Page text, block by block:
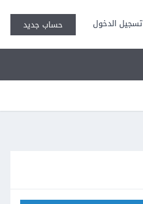
تسجيل الدخول حساب جديد